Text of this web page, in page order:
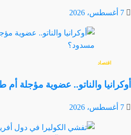
7 أغسطس، 2026
اقتصاد
أوكرانيا والناتو.. عضوية مؤجلة
7 أغسطس، 2026